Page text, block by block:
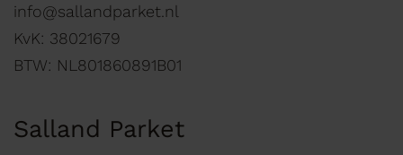
info@sallandparket.nl
KvK: 38021679
BTW: NL801860891B01
Salland Parket